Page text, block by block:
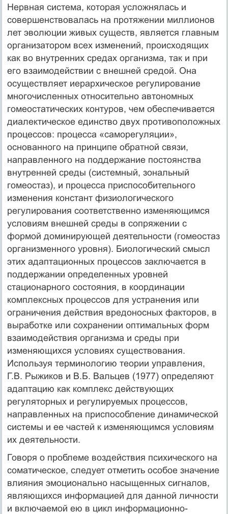
Нервная система, которая усложнялась и
совершенствовалась на протяжении миллионов
лет эволюции живых существ, является главным
организатором всех изменений, происходящих
как во внутренних средах организма, так и при
его взаимодействии с внешней средой. Она
осуществляет иерархическое регулирование
многочисленных относительно автономных
гомеостатических контуров, чем обеспечивается
диалектическое единство двух противоположных
процессов: процесса «саморегуляции»,
основанного на принципе обратной связи,
направленного на поддержание постоянства
внутренней среды (системный, зональный
гомеостаз), и процесса приспособительного
изменения констант физиологического
регулирования соответственно изменяющимся
условиям внешней среды в сопряжении с
формой доминирующей деятельности (гомеостаз
организменного уровня). Биологический смысл
этих адаптационных процессов заключается в
поддержании определенных уровней
стационарного состояния, в координации
комплексных процессов для устранения или
ограничения действия вредоносных факторов, в
выработке или сохранении оптимальных форм
взаимодействия организма и среды при
изменяющихся условиях существования.
Используя терминологию теории управления,
Г.В. Рыжиков и В.Б. Вальцев (1977) определяют
адаптацию как комплекс действующих
регуляторных и регулируемых процессов,
направленных на приспособление динамической
системы и ее частей к изменяющимся условиям
их деятельности.
Говоря о проблеме воздействия психического на
соматическое, следует отметить особое значение
влияния эмоционально насыщенных сигналов,
являющихся информацией для данной личности
и включаемой ею в цикл информационно-